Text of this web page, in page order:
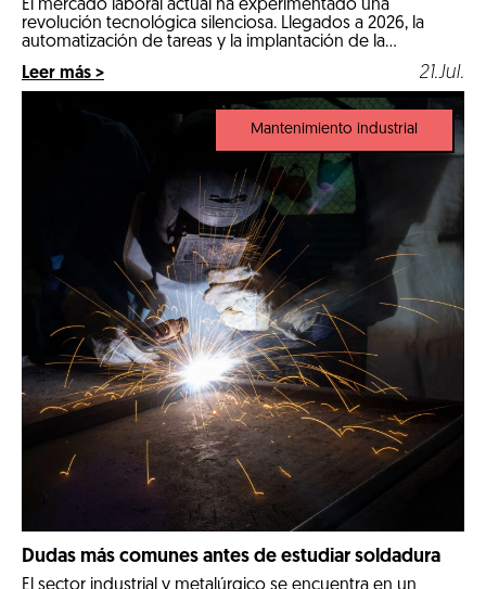
El mercado laboral actual ha experimentado una
revolución tecnológica silenciosa. Llegados a 2026, la
automatización de tareas y la implantación de la
inteligencia artificial en los procesos diarios han cambiado
por completo las reglas de la contratación. Las
comeptencias técnicas e informáticas ya no son el único
factor determinante para conseguir un empleo estable.
Leer más > 21.Jul.
Mantenimiento industrial
Dudas más comunes antes de estudiar soldadura